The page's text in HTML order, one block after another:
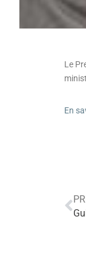
Le
En